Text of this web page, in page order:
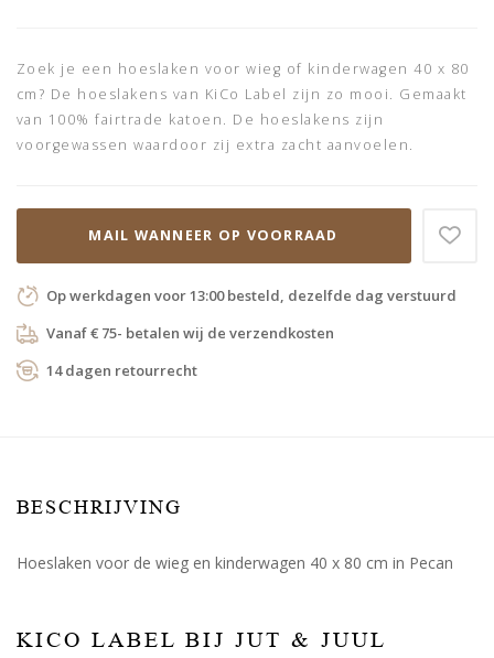
Zoek je een hoeslaken voor wieg of kinderwagen 40 x 80
cm? De hoeslakens van KiCo Label zijn zo mooi. Gemaakt
van 100% fairtrade katoen. De hoeslakens zijn
voorgewassen waardoor zij extra zacht aanvoelen.
MAIL WANNEER OP VOORRAAD
Op werkdagen voor 13:00 besteld, dezelfde dag verstuurd
Vanaf € 75- betalen wij de verzendkosten
14 dagen retourrecht
BESCHRIJVING
Hoeslaken voor de wieg en kinderwagen 40 x 80 cm in Pecan
KICO LABEL BIJ JUT & JUUL